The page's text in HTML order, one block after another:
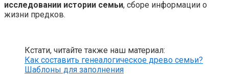
исследовании истории семьи, сборе информации о
жизни предков.
Кстати, читайте также наш материал:
Как составить генеалогическое древо семьи?
Шаблоны для заполнения